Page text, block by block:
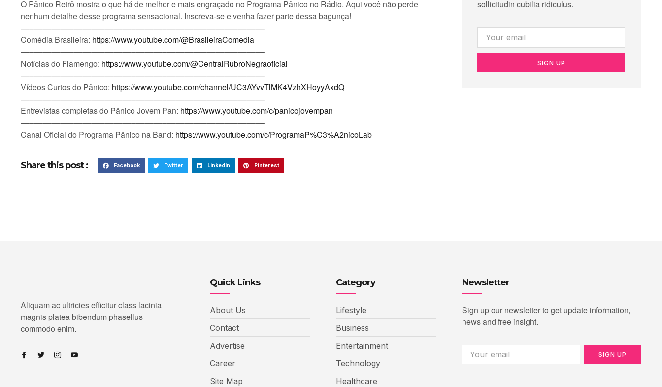
O Pânico Retrô mostra o que há de melhor e mais engraçado no Programa Pânico no Rádio. Aqui você não perde
nenhum detalhe desse programa sensacional. Inscreva-se e venha fazer parte dessa bagunça!
–––––––––––––––––––––––––––––––––––––––––––––––––––––––
Comédia Brasileira: https://www.youtube.com/@BrasileiraComedia
–––––––––––––––––––––––––––––––––––––––––––––––––––––––
Notícias do Flamengo: https://www.youtube.com/@CentralRubroNegraoficial
–––––––––––––––––––––––––––––––––––––––––––––––––––––––
Vídeos Curtos do Pânico: https://www.youtube.com/channel/UC3AYvvTlMK4VzhXHoyyAxdQ
–––––––––––––––––––––––––––––––––––––––––––––––––––––––
Entrevistas completas do Pânico Jovem Pan: https://www.youtube.com/c/panicojovempan
–––––––––––––––––––––––––––––––––––––––––––––––––––––––
Canal Oficial do Programa Pânico na Band: https://www.youtube.com/c/ProgramaP%C3%A2nicoLab
Share this post : Facebook Twitter LinkedIn Pinterest
sollicitudin cubilia ridiculus.
SIGN UP
Aliquam ac ultricies efficitur class lacinia
magnis platea bibendum phasellus
commodo enim.
Quick Links
About Us
Contact
Advertise
Career
Site Map
Category
Lifestyle
Business
Entertainment
Technology
Healthcare
Newsletter
Sign up our newsletter to get update information,
news and free insight.
SIGN UP